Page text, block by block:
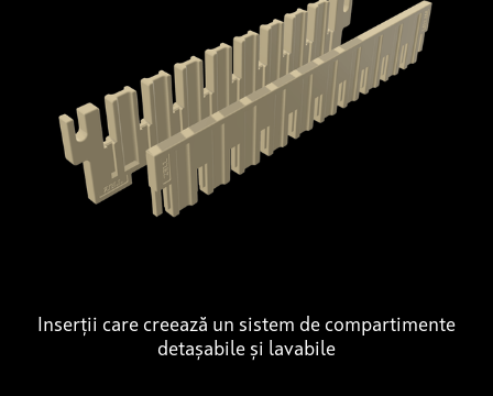
Inserții care creează un sistem de compartimente
detașabile și lavabile